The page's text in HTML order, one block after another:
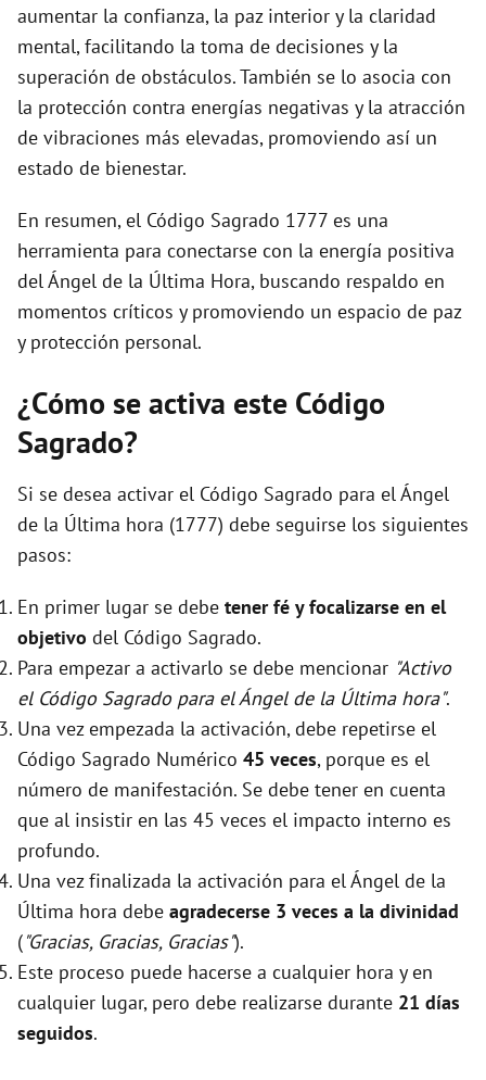
aumentar la confianza, la paz interior y la claridad
mental, facilitando la toma de decisiones y la
superación de obstáculos. También se lo asocia con
la protección contra energías negativas y la atracción
de vibraciones más elevadas, promoviendo así un
estado de bienestar.
En resumen, el Código Sagrado 1777 es una
herramienta para conectarse con la energía positiva
del Ángel de la Última Hora, buscando respaldo en
momentos críticos y promoviendo un espacio de paz
y protección personal.
¿Cómo se activa este Código
Sagrado?
Si se desea activar el Código Sagrado para el Ángel
de la Última hora (1777) debe seguirse los siguientes
pasos:
En primer lugar se debe tener fé y focalizarse en el
objetivo del Código Sagrado.
Para empezar a activarlo se debe mencionar "Activo
el Código Sagrado para el Ángel de la Última hora".
Una vez empezada la activación, debe repetirse el
Código Sagrado Numérico 45 veces, porque es el
número de manifestación. Se debe tener en cuenta
que al insistir en las 45 veces el impacto interno es
profundo.
Una vez finalizada la activación para el Ángel de la
Última hora debe agradecerse 3 veces a la divinidad
("Gracias, Gracias, Gracias").
Este proceso puede hacerse a cualquier hora y en
cualquier lugar, pero debe realizarse durante 21 días
seguidos.